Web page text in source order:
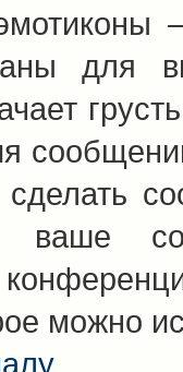
для
сделать
ваше
можно